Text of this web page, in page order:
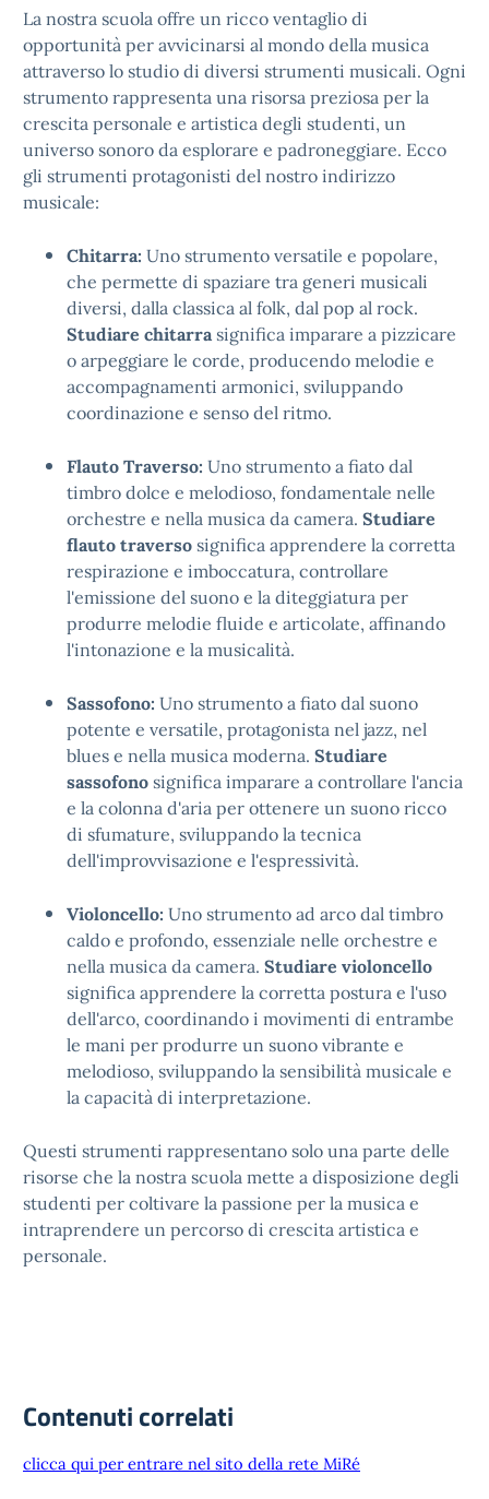
La nostra scuola offre un ricco ventaglio di
opportunità per avvicinarsi al mondo della musica
attraverso lo studio di diversi strumenti musicali. Ogni
strumento rappresenta una risorsa preziosa per la
crescita personale e artistica degli studenti, un
universo sonoro da esplorare e padroneggiare. Ecco
gli strumenti protagonisti del nostro indirizzo
musicale:
Chitarra: Uno strumento versatile e popolare,
che permette di spaziare tra generi musicali
diversi, dalla classica al folk, dal pop al rock.
Studiare chitarrasignifica imparare a pizzicare
o arpeggiare le corde, producendo melodie e
accompagnamenti armonici, sviluppando
coordinazione e senso del ritmo.
Flauto Traverso: Uno strumento a fiato dal
timbro dolce e melodioso, fondamentale nelle
orchestre e nella musica da camera. Studiare
flauto traverso significa apprendere la corretta
respirazione e imboccatura, controllare
l'emissione del suono e la diteggiatura per
produrre melodie fluide e articolate, affinando
l'intonazione e la musicalità.
Sassofono: Uno strumento a fiato dal suono
potente e versatile, protagonista nel jazz, nel
blues e nella musica moderna. Studiare
sassofono significa imparare a controllare l'ancia
e la colonna d'aria per ottenere un suono ricco
di sfumature, sviluppando la tecnica
dell'improvvisazione e l'espressività.
Violoncello: Uno strumento ad arco dal timbro
caldo e profondo, essenziale nelle orchestre e
nella musica da camera. Studiare violoncello
significa apprendere la corretta postura e l'uso
dell'arco, coordinando i movimenti di entrambe
le mani per produrre un suono vibrante e
melodioso, sviluppando la sensibilità musicale e
la capacità di interpretazione.
Questi strumenti rappresentano solo una parte delle
risorse che la nostra scuola mette a disposizione degli
studenti per coltivare la passione per la musica e
intraprendere un percorso di crescita artistica e
personale.
Contenuti correlati
clicca qui per entrare nel sito della rete MiRé